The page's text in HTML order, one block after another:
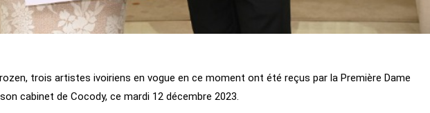
trois artistes ivoiriens en vogue en ce moment ont été reçus par la Première Dame
cabinet de Cocody, ce mardi 12 décembre 2023.